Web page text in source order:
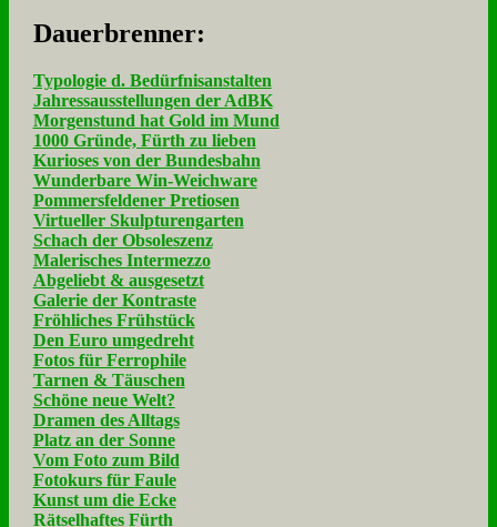
Dau­er­bren­ner:
Typologie d. Bedürfnisanstalten
Jahressausstellungen der AdBK
Morgenstund hat Gold im Mund
1000 Gründe, Fürth zu lieben
Kurioses von der Bundesbahn
Wunderbare Win-Weichware
Pommersfeldener Pretiosen
Virtueller Skulpturengarten
Schach der Obsoleszenz
Malerisches Intermezzo
Abgeliebt & ausgesetzt
Galerie der Kontraste
Fröhliches Frühstück
Den Euro umgedreht
Fotos für Ferrophile
Tarnen & Täuschen
Schöne neue Welt?
Dramen des Alltags
Platz an der Sonne
Vom Foto zum Bild
Fotokurs für Faule
Kunst um die Ecke
Rätselhaftes Fürth